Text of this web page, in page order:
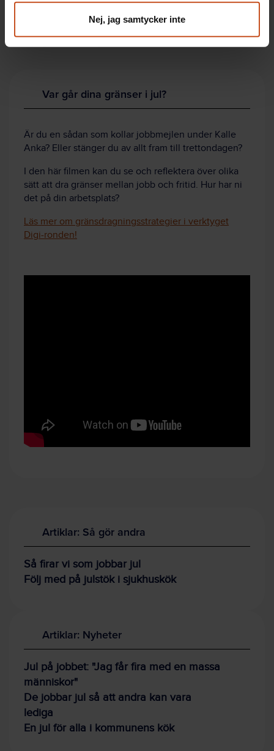
Nej, jag samtycker inte
– De går ju lika bra att applicera på Hanukkah eller Eid, till
exempel. Oavsett vilket – kom ihåg att sänka kraven.
Firandet måste inte bli perfekt, avslutar Mikael Rehnberg.
Var går dina gränser i jul?
Är du en sådan som kollar jobbmejlen under Kalle
Anka? Eller stänger du av allt fram till trettondagen?
I den här filmen kan du se och reflektera över olika
sätt att dra gränser mellan jobb och fritid. Hur har ni
det på din arbetsplats?
Läs mer om gränsdragningsstrategier i verktyget
Digi-ronden!
Artiklar: Så gör andra
Så firar vi som jobbar jul
Följ med på julstök i sjukhuskök
Artiklar: Nyheter
Jul på jobbet: "Jag får fira med en massa
människor"
De jobbar jul så att andra kan vara
lediga
En jul för alla i kommunens kök